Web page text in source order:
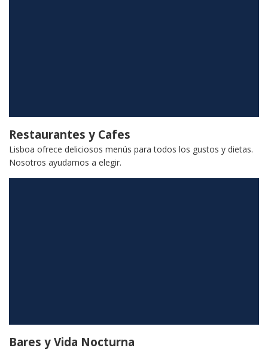
Restaurantes y Cafes
Lisboa ofrece deliciosos menús para todos los gustos y dietas.
Nosotros ayudamos a elegir.
Bares y Vida Nocturna